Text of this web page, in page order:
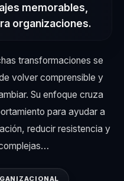
memorables,
organizaciones.
transformaciones se
volver comprensible y
Su enfoque cruza
para ayudar a
reducir resistencia y